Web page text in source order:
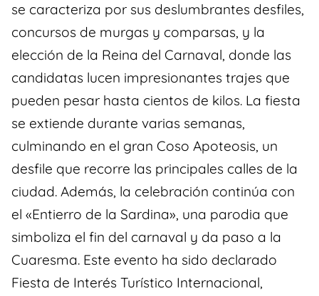
se caracteriza por sus deslumbrantes desfiles,
concursos de murgas y comparsas, y la
elección de la Reina del Carnaval, donde las
candidatas lucen impresionantes trajes que
pueden pesar hasta cientos de kilos. La fiesta
se extiende durante varias semanas,
culminando en el gran Coso Apoteosis, un
desfile que recorre las principales calles de la
ciudad. Además, la celebración continúa con
el «Entierro de la Sardina», una parodia que
simboliza el fin del carnaval y da paso a la
Cuaresma. Este evento ha sido declarado
Fiesta de Interés Turístico Internacional,